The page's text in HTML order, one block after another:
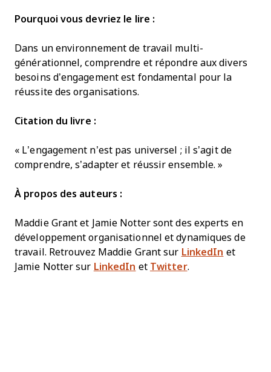
Pourquoi vous devriez le lire :
Dans un environnement de travail multi-
générationnel, comprendre et répondre aux divers
besoins d’engagement est fondamental pour la
réussite des organisations.
Citation du livre :
« L’engagement n’est pas universel ; il s’agit de
comprendre, s’adapter et réussir ensemble. »
À propos des auteurs :
Maddie Grant et Jamie Notter sont des experts en
développement organisationnel et dynamiques de
travail. Retrouvez Maddie Grant sur LinkedIn et
Jamie Notter sur LinkedIn et Twitter.